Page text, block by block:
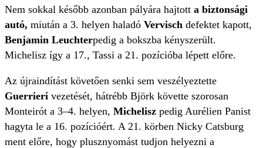
Nem sokkal később azonban pályára hajtott a biztonsági
autó, miután a 3. helyen haladó Vervisch defektet kapott,
Benjamin Leuchterpedig a bokszba kényszerült.
Michelisz így a 17., Tassi a 21. pozícióba lépett előre.
Az újraindítást követően senki sem veszélyeztette
Guerrieri vezetését, hátrébb Björk követte szorosan
Monteirót a 3–4. helyen, Michelisz pedig Aurélien Panist
hagyta le a 16. pozícióért. A 21. körben Nicky Catsburg
ment előre, hogy plusznyomást tudjon helyezni a